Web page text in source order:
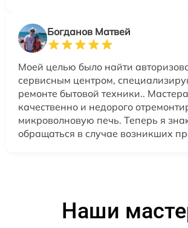
Богданов Матвей
Моей целью было найти
сервисным центром,
ремонте бытовой техники..
качественно и недорого
микроволновую печь. Теперь я
обращаться в случае возникших
Наши